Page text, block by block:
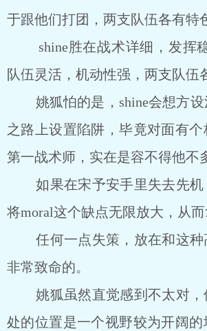
于跟他们打团，两支队伍各有特
shine胜在战术详细，发挥稳
队伍灵活，机动性强，两支队伍
姚狐怕的是，shine会想方设
之路上设置陷阱，毕竟对面有
第一战术师，实在是容不得他不
如果在宋予安手里失去先机
将moral这个缺点无限放大，从而
任何一点失策，放在和这种
非常致命的。
姚狐虽然直觉感到不太对，
处的位置是一个视野较为开阔